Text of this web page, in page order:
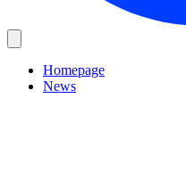
Homepage
News